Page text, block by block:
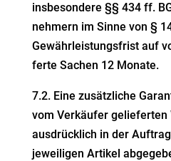
insbe­sondere §§ 434 ff.
nehmern im Sinne von §
Gewähr­leis­tungs­frist auf
ferte Sachen 12 Monate.
7.2. Eine zusätz­liche
vom Verkäufer gelie­ferten
ausdrücklich in der
jewei­ligen Artikel